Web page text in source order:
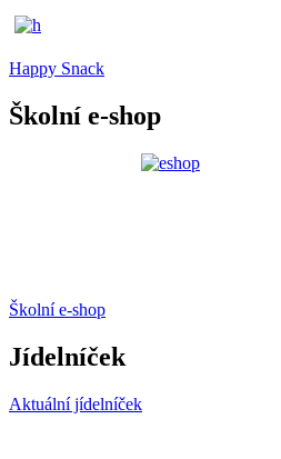
Happy Snack
Školní e-shop
Školní e-shop
Jídelníček
Aktuální jídelníček